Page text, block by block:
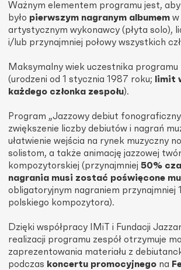
Ważnym elementem programu jest,
było pierwszym nagranym albumem w
artystycznym wykonawcy (płyta solo),
i/lub przynajmniej połowy wszystkich
Maksymalny wiek uczestnika programu
(urodzeni od 1 stycznia 1987 roku;
limit
każdego członka zespołu).
Program „Jazzowy debiut
zwiększenie liczby debiutów i nagrań
ułatwienie wejścia na rynek muzyczny
solistom, a także animację jazzowej
kompozytorskiej (przynajmniej 50%
nagrania musi zostać poświęcone
obligatoryjnym nagraniem przynajmniej
polskiego kompozytora).
Dzięki współpracy IMiT i Fundacji
realizacji programu zespół otrzymuje
zaprezentowania materiału z
podczas koncertu promocyjnego na